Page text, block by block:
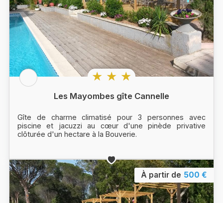
★ ★ ★
Les Mayombes gîte Cannelle
Gîte de charme climatisé pour 3 personnes avec
piscine et jacuzzi au cœur d'une pinède privative
clôturée d'un hectare à la Bouverie.
À partir de 500 €